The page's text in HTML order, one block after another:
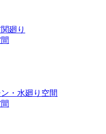
廻り
・水廻り空間